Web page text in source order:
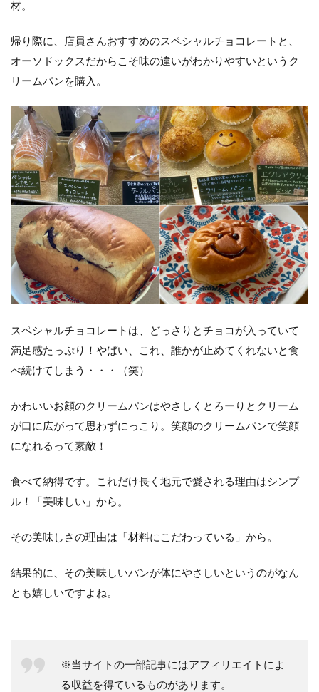
材。
帰り際に、店員さんおすすめのスペシャルチョコレートと、
オーソドックスだからこそ味の違いがわかりやすいというク
リームパンを購入。
スペシャルチョコレートは、どっさりとチョコが入っていて
満足感たっぷり！やばい、これ、誰かが止めてくれないと食
べ続けてしまう・・・（笑）
かわいいお顔のクリームパンはやさしくとろーりとクリーム
が口に広がって思わずにっこり。笑顔のクリームパンで笑顔
になれるって素敵！
食べて納得です。これだけ長く地元で愛される理由はシンプ
ル！「美味しい」から。
その美味しさの理由は「材料にこだわっている」から。
結果的に、その美味しいパンが体にやさしいというのがなん
とも嬉しいですよね。
※当サイトの一部記事にはアフィリエイトによ
る収益を得ているものがあります。